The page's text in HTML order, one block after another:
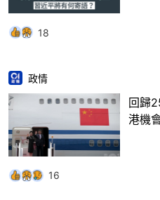
18
政情
回歸
港機
16